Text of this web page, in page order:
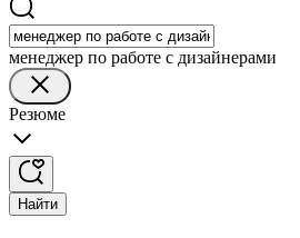
менеджер по работе с дизайнерами
Резюме
Найти